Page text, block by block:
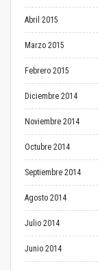
Abril 2015
Marzo 2015
Febrero 2015
Diciembre 2014
Noviembre 2014
Octubre 2014
Septiembre 2014
Agosto 2014
Julio 2014
Junio 2014